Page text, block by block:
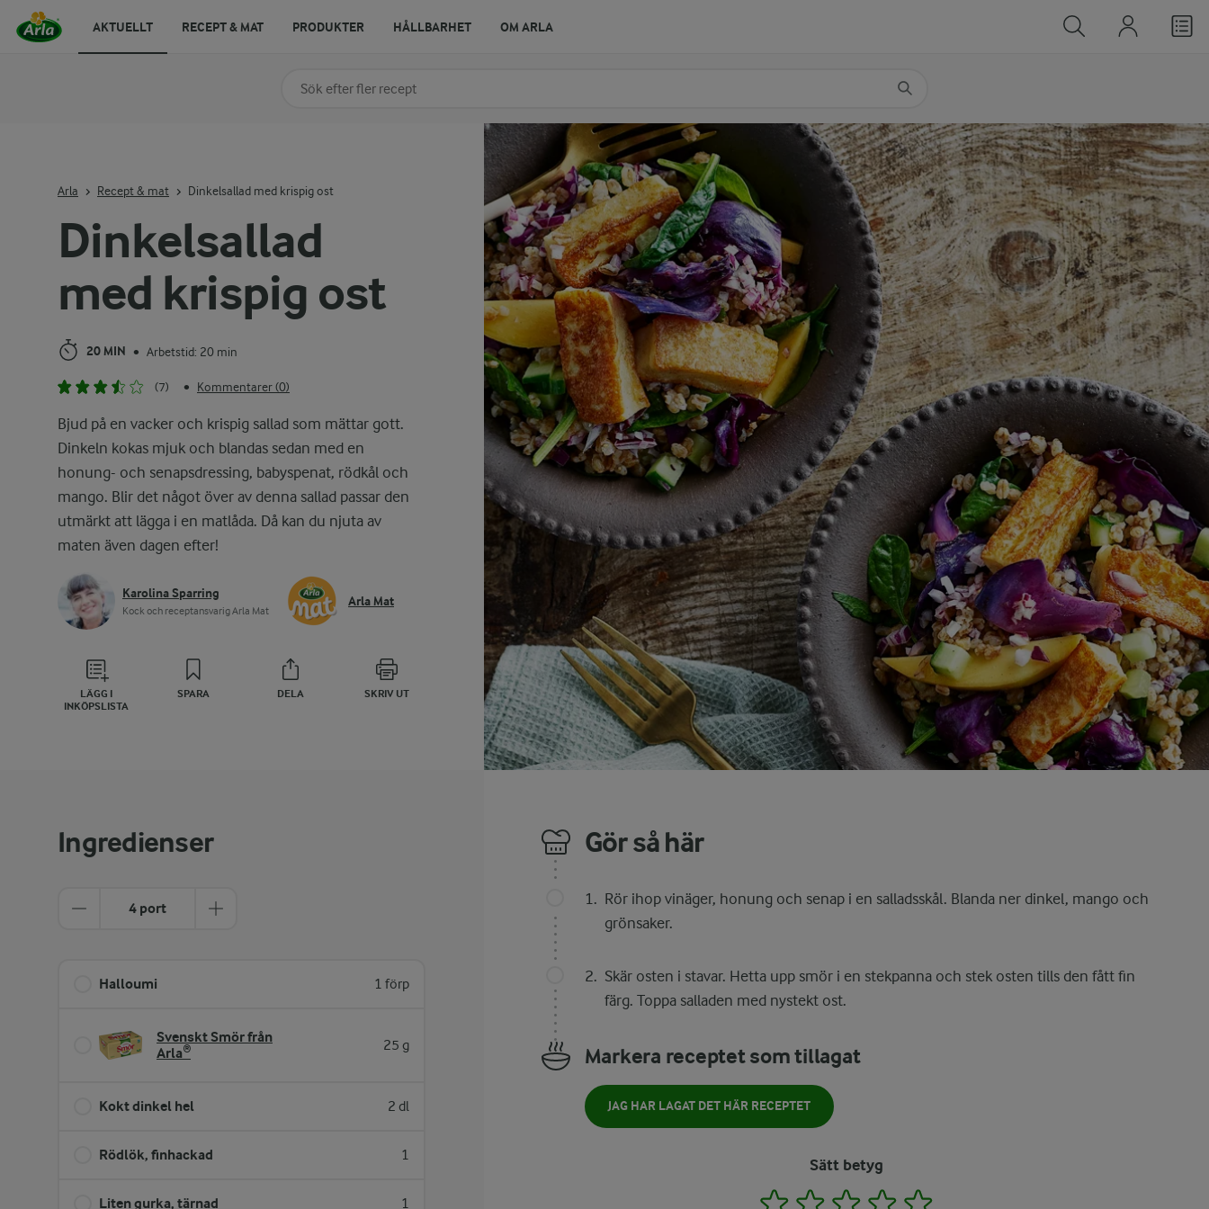
Dinkelsallad
med krispig ost
20 MIN • Arbetstid: 20 min
(7) • Kommentarer (0)
Bjud på en vacker och krispig sallad som mättar gott.
Dinkeln kokas mjuk och blandas sedan med en
honung- och senapsdressing, babyspenat, rödkål och
mango. Blir det något över av denna sallad passar den
utmärkt att lägga i en matlåda. Då kan du njuta av
maten även dagen efter!
Karolina Sparring
Kock och receptansvarig Arla Mat
Arla Mat
LÄGG I
INKÖPSLISTA
SPARA DELA SKRIV UT
Arla Recept & mat Dinkelsallad med krispig ost
Ingredienser
4 port
Halloumi 1 förp
Svenskt Smör från
Arla®
25 g
Kokt dinkel hel 2 dl
Rödlök, finhackad 1
Liten gurka, tärnad 1
Gör så här
Rör ihop vinäger, honung och senap i en salladsskål. Blanda ner dinkel, mango och
grönsaker.
Skär osten i stavar. Hetta upp smör i en stekpanna och stek osten tills den fått fin
färg. Toppa salladen med nystekt ost.
Markera receptet som tillagat
JAG HAR LAGAT DET HÄR RECEPTET
Sätt betyg
1 2 3 4
Sök på kategori eller ingrediens
AKTUELLT RECEPT & MAT PRODUKTER HÅLLBARHET OM ARLA